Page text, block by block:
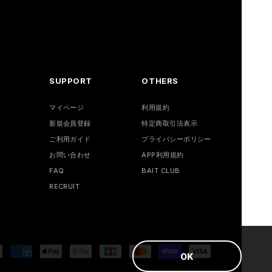
SUPPORT
マイページ
新規会員登録
ご利用ガイド
お問い合わせ
FAQ
RECRUIT
OTHERS
利用規約
特定商取引法表示
プライバシーポリシー
APP利用規約
BAIT CLUB
OK